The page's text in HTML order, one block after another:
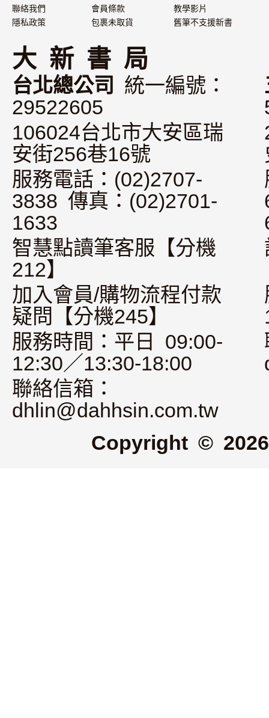
聯絡我們
隱私政策
會員條款
包裹未取貨
教學影片
舊筆不支援新書
大 新 書 局
台北總公司
統一編號：
29522605
106024台北市大安區瑞
安街256巷16號
服務電話：(02)2707-
3838 傳真：(02)2701-
1633
智慧點讀筆客服【分機
212】
加入會員/購物流程付款
疑問【分機245】
服務時間：平日 09:00-
12:30／13:30-18:00
聯絡信箱：
dhlin@dahhsin.com.tw
Copyright ©